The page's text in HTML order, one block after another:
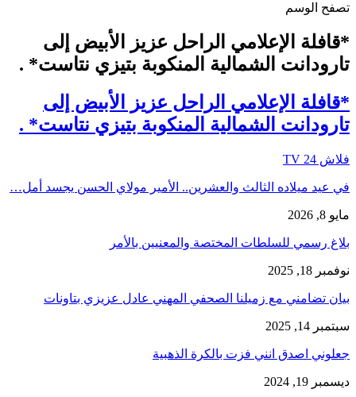
تصفح الوسم
*قافلة الإعلامي الراحل عزيز الأبيض إلى
تارودانت الشمالية المنكوبة بتيزي نتاست* .
*قافلة الإعلامي الراحل عزيز الأبيض إلى
تارودانت الشمالية المنكوبة بتيزي نتاست* .
فلاش 24 TV
في عيد ميلاده الثالث والعشرين.. الأمير مولاي الحسن يجسد أمل…
مايو 8, 2026
بلاغ رسمي للسلطات المختصة والمعنيين بالأمر
نوفمبر 18, 2025
بيان تضامني مع زميلنا الصحفي المهني عادل عزيزي بتاونات
سبتمبر 14, 2025
جعلوني اصدق انني فزت بالكرة الذهبية
ديسمبر 19, 2024